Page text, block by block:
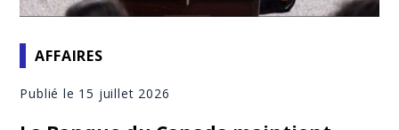
AFFAIRES
Publié le 15 juillet 2026